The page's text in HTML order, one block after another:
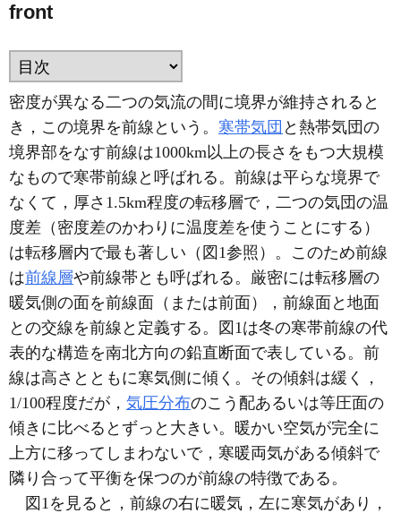
front
密度が異なる二つの気流の間に境界が維持されると
き，この境界を前線という。 寒帯気団 と熱帯気団の
境界部をなす前線は1000km以上の長さをもつ大規模
なもので寒帯前線と呼ばれる。前線は平らな境界で
なくて，厚さ1.5km程度の転移層で，二つの気団の温
度差（密度差のかわりに温度差を使うことにする）
は転移層内で最も著しい（図1参照）。このため前線
は前線層や前線帯とも呼ばれる。厳密には転移層の
暖気側の面を前線面（または前面），前線面と地面
との交線を前線と定義する。図1は冬の寒帯前線の代
表的な構造を南北方向の鉛直断面で表している。前
線は高さとともに寒気側に傾く。その傾斜は緩く，
1/100程度だが， 気圧分布のこう配あるいは等圧面の
傾きに比べるとずっと大きい。暖かい空気が完全に
上方に移ってしまわないで，寒暖両気がある傾斜で
隣り合って平衡を保つのが前線の特徴である。
図1を見ると，前線の右に暖気，左に寒気があり，